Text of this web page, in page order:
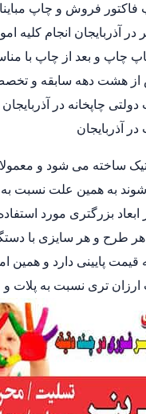
فروش و چاپ
در آذربایجان انجام کلیه
چاپ و بعد از چاپ با
از هشت دهه سابقه و
چاپخانه در
آذربایجان
ساخته می شود و
به همین علت نسبت به
بزرگتری مورد
هر طرح و هر سایزی با
قیمت پایینی دارد و همین
ارزان تری نسبت به پلات و